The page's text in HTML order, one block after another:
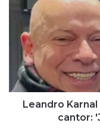
assume
relacionamento
com
cantor:
'Juntos
quatro
anos'Leandro
cantor: